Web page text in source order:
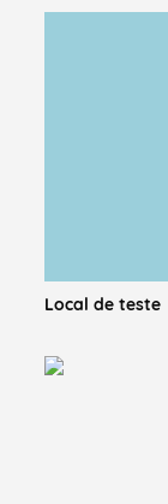
Local de teste